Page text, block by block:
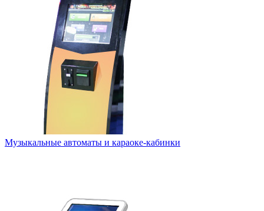
Музыкальные автоматы и караоке-кабинки